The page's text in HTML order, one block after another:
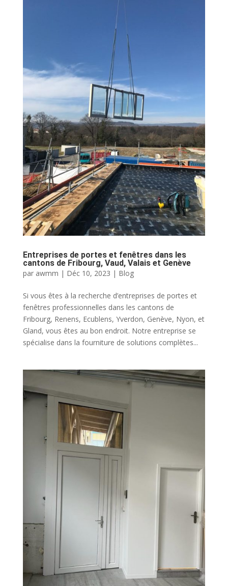
Entreprises de portes et fenêtres dans les
cantons de Fribourg, Vaud, Valais et Genève
par awmm | Déc 10, 2023 | Blog
Si vous êtes à la recherche d’entreprises de portes et
fenêtres professionnelles dans les cantons de
Fribourg, Renens, Ecublens, Yverdon, Genève, Nyon, et
Gland, vous êtes au bon endroit. Notre entreprise se
spécialise dans la fourniture de solutions complètes...